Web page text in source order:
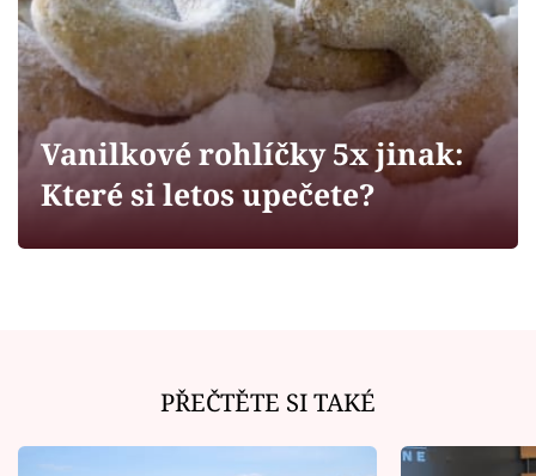
Sledujte prima+
Filmový festival Karlovy Vary
Pořady
Vanilkové rohlíčky 5x jinak:
Které si letos upečete?
PŘEČTĚTE SI TAKÉ